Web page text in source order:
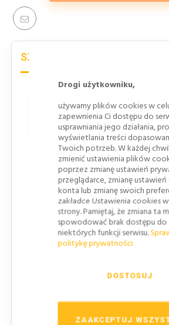
Drogi użytkowniku,
używamy plików cookies w
zapewnienia Ci dostępu do
usprawniania jego działania,
wyświetlania treści
Twoich potrzeb. W każdej
zmienić ustawienia plików
poprzez zmianę ustawień
przeglądarce, zmianę
konta lub zmianę swoich
zakładce Ustawienia cookies
strony. Pamiętaj, że zmiana ta
spowodować brak dostępu do
niektórych funkcji serwisu.
politykę prywatności
ZAAKCEPTUJ
DOSTOSUJ
SZCZEGÓŁY PRODUKTU
Zakończenie progu
SLOWLY 5 – podstawowe
Wytrzymałe tworzywo PCV–
długowieczność i odporność na
mechaniczne.
Odblaskowe elementy–
widoczność i bezpieczeństwo o
doby.
Czarno-żółta kolorystyka
–
szybki, stabilny montaż oraz
zamknięcie systemu progu.